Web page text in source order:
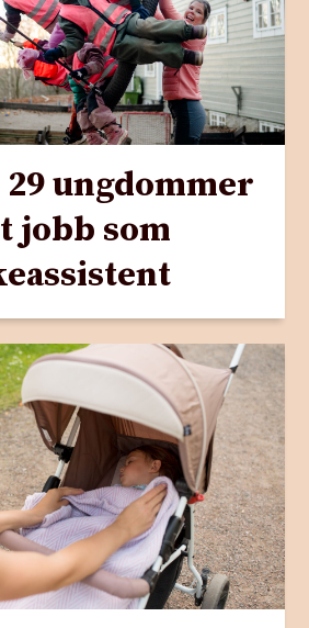
ungdommer
jobb som